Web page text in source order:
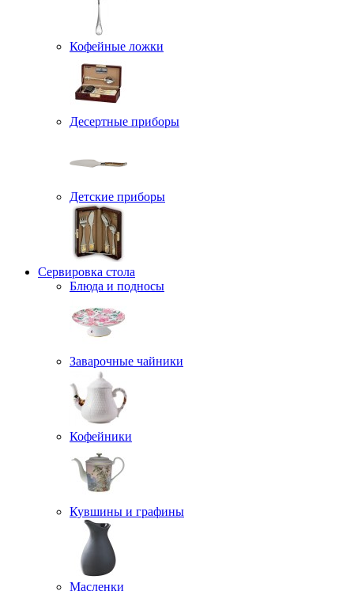
Кофейные ложки
Десертные приборы
Детские приборы
Сервировка стола
Блюда и подносы
Заварочные чайники
Кофейники
Кувшины и графины
Масленки